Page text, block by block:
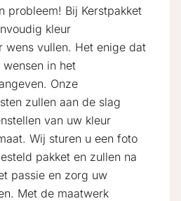
probleem! Bij Kerstpakket
kleur
wens vullen. Het enige dat
in het
Onze
zullen aan de slag
van uw kleur
Wij sturen u een foto
pakket en zullen na
passie en zorg uw
Met de maatwerk